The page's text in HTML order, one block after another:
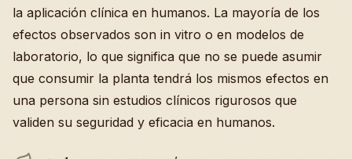
la aplicación clínica en humanos. La mayoría de los
efectos observados son in vitro o en modelos de
laboratorio, lo que significa que no se puede asumir
que consumir la planta tendrá los mismos efectos en
una persona sin estudios clínicos rigurosos que
validen su seguridad y eficacia en humanos.